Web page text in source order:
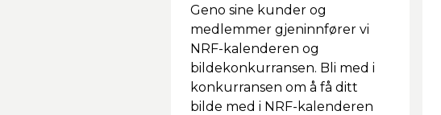
Geno sine kunder og
medlemmer gjeninnfører vi
NRF-kalenderen og
bildekonkurransen. Bli med i
konkurransen om å få ditt
bilde med i NRF-kalenderen